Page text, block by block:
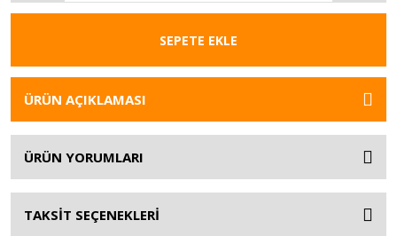
SEPETE EKLE
ÜRÜN AÇIKLAMASI
ÜRÜN YORUMLARI
TAKSİT SEÇENEKLERİ